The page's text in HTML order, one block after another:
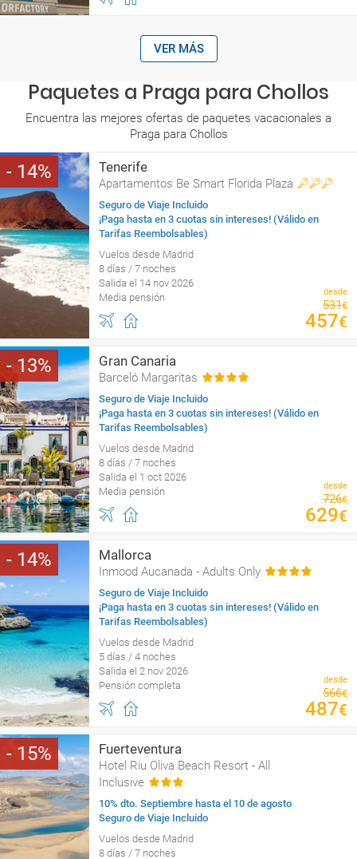
VER MÁS
Paquetes a Praga para Chollos
Encuentra las mejores ofertas de paquetes vacacionales a
Praga para Chollos
14 Tenerife
Apartamentos Be Smart Florida Plaza
Seguro de Viaje Incluido
¡Paga hasta en 3 cuotas sin intereses! (Válido en
Tarifas Reembolsables)
Vuelos desde Madrid
8 días / 7 noches
Salida el 14 nov 2026
Media pensión
desde
531€
457€
13 Gran Canaria
Barceló Margaritas
Seguro de Viaje Incluido
¡Paga hasta en 3 cuotas sin intereses! (Válido en
Tarifas Reembolsables)
Vuelos desde Madrid
8 días / 7 noches
Salida el 1 oct 2026
Media pensión
desde
726€
629€
14 Mallorca
Inmood Aucanada - Adults Only
Seguro de Viaje Incluido
¡Paga hasta en 3 cuotas sin intereses! (Válido en
Tarifas Reembolsables)
Vuelos desde Madrid
5 días / 4 noches
Salida el 2 nov 2026
Pensión completa
desde
566€
487€
15 Fuerteventura
Hotel Riu Oliva Beach Resort - All
Inclusive
10% dto. Septiembre hasta el 10 de agosto
Seguro de Viaje Incluido
Vuelos desde Madrid
8 días / 7 noches